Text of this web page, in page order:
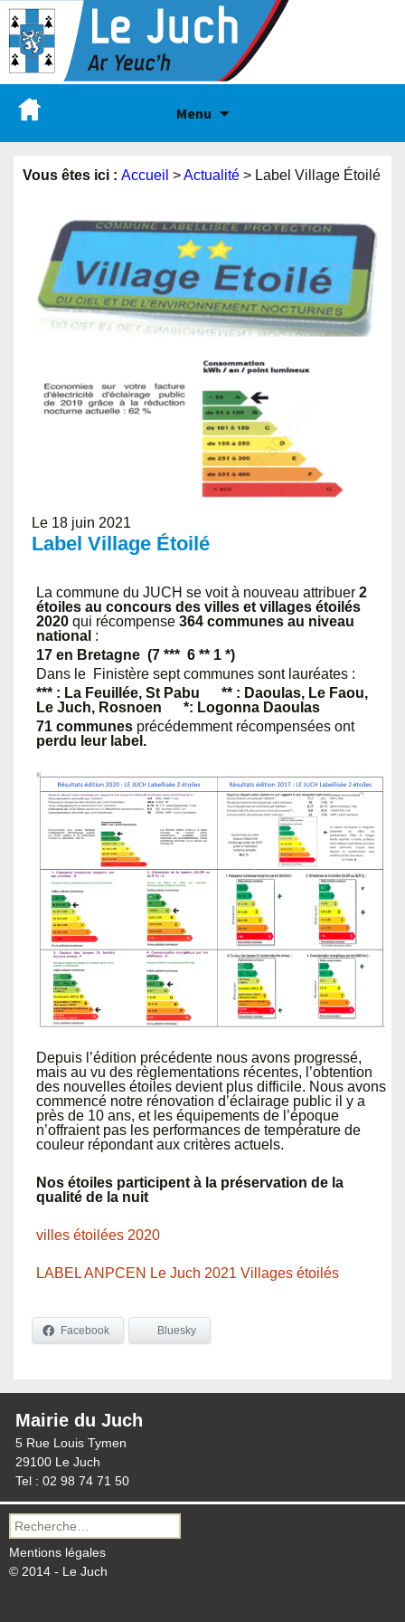
Menu
Vous êtes ici : Accueil >Actualité > Label Village Étoilé
Le 18 juin 2021
Label Village Étoilé
La commune du JUCH se voit à nouveau attribuer 2
étoiles au concours des villes et villages étoilés
2020 qui récompense 364 communes au niveau
national :
17 en Bretagne (7 *** 6 ** 1 *)
Dans le Finistère sept communes sont lauréates :
*** : La Feuillée, St Pabu ** : Daoulas, Le Faou,
Le Juch, Rosnoen *: Logonna Daoulas
71 communes précédemment récompensées ont
perdu leur label.
Depuis l’édition précédente nous avons progressé,
mais au vu des règlementations récentes, l’obtention
des nouvelles étoiles devient plus difficile. Nous avons
commencé notre rénovation d’éclairage public il y a
près de 10 ans, et les équipements de l’époque
n’offraient pas les performances de température de
couleur répondant aux critères actuels.
Nos étoiles participent à la préservation de la
qualité de la nuit
villes étoilées 2020
LABEL ANPCEN Le Juch 2021 Villages étoilés
Facebook Bluesky
Mairie du Juch
5 Rue Louis Tymen
29100 Le Juch
Tel : 02 98 74 71 50
Recherche
pour :
Mentions légales
© 2014 - Le Juch